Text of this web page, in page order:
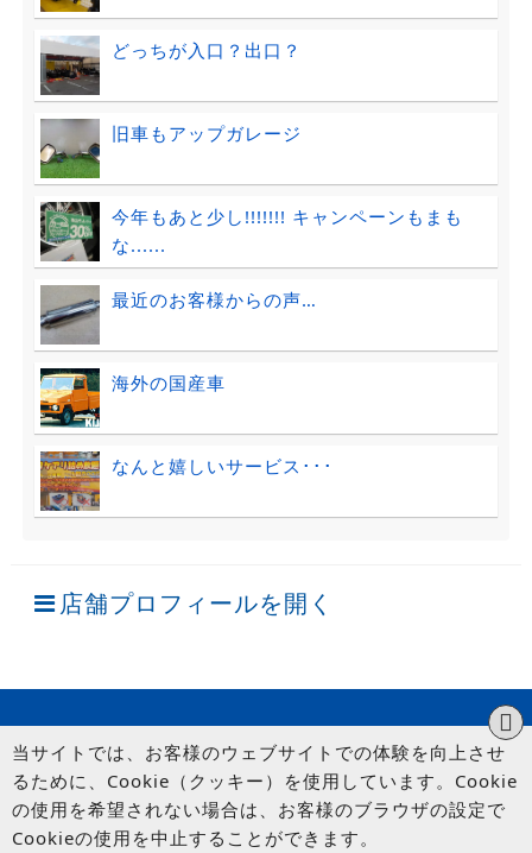
どっちが入口？出口？
旧車もアップガレージ
今年もあと少し!!!!!!! キャンペーンもまも
な......
最近のお客様からの声…
海外の国産車
なんと嬉しいサービス･･･
店舗プロフィールを開く
当サイトでは、お客様のウェブサイトでの体験を向上させ
るために、Cookie（クッキー）を使用しています。Cookie
の使用を希望されない場合は、お客様のブラウザの設定で
Cookieの使用を中止することができます。